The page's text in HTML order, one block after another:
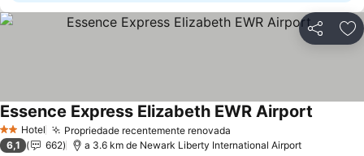
Partilhar
2 Estrelas
Hotel Propriedade recentemente renovada
Essence Express Elizabeth EWR Airport
6,1 662 a 3.6 km de Newark Liberty International Airport